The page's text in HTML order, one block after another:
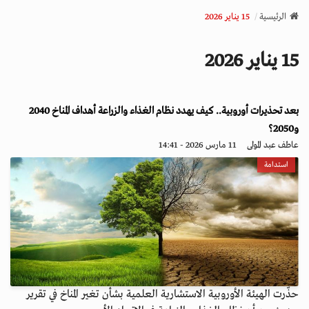
v
a
o
n
الرئيسية 15 يناير 2026
15 يناير 2026
بعد تحذيرات أوروبية.. كيف يهدد نظام الغذاء والزراعة أهداف المناخ 2040
و2050؟
عاطف عبد المولى 11 مارس 2026 - 14:41
استدامة
حذّرت الهيئة الأوروبية الاستشارية العلمية بشأن تغير المناخ في تقرير